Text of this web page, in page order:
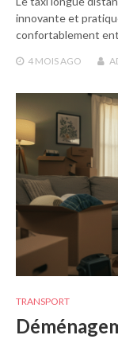
innovante et
confortablement
4 MOISAGO
TRANSPORT